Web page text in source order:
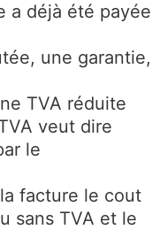
a déjà été payée
une garantie,
TVA réduite
veut dire
le
facture le cout
sans TVA et le